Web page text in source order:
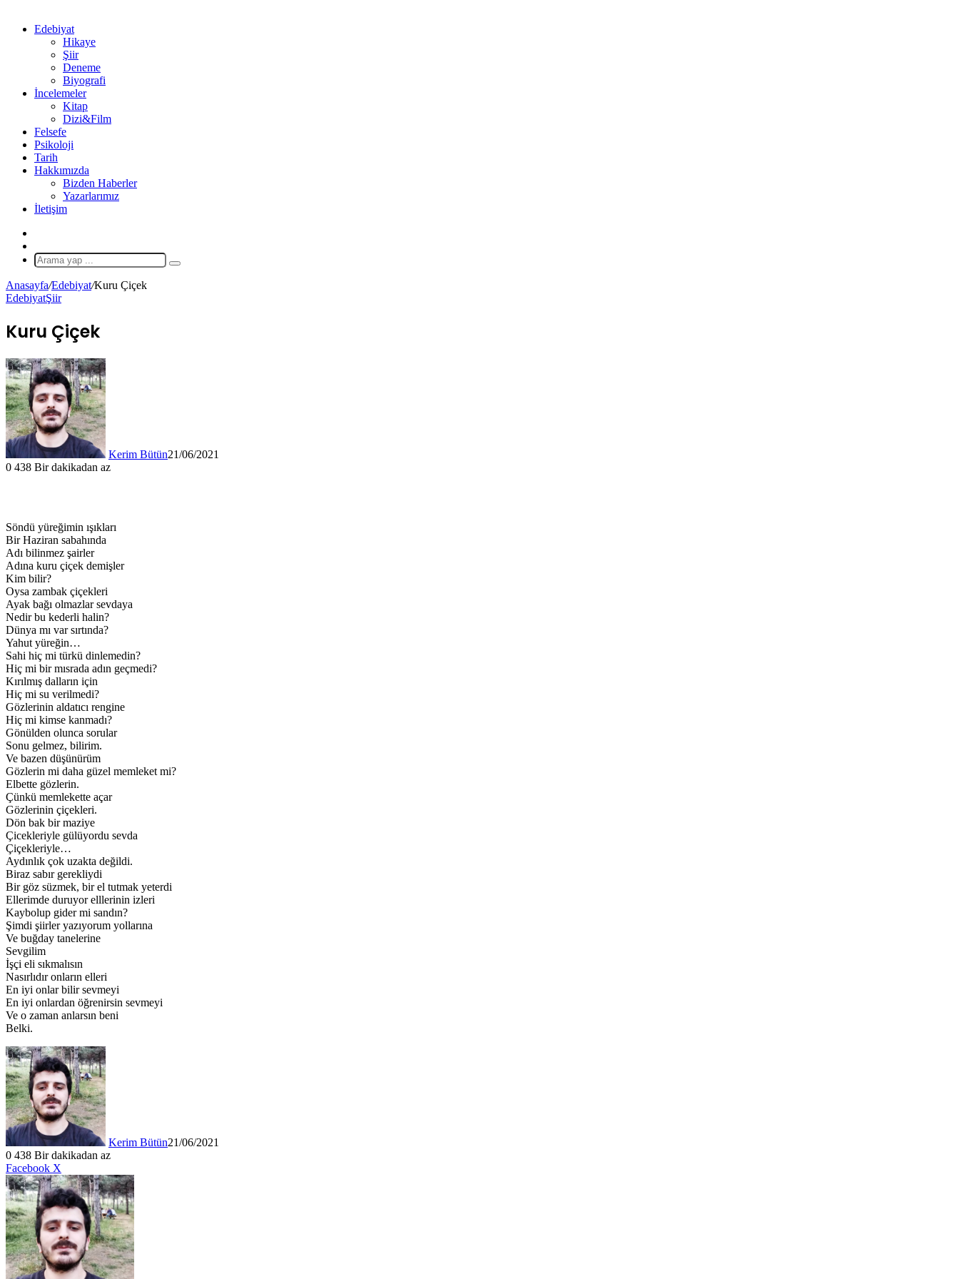
Edebiyat
Hikaye
Şiir
Deneme
Biyografi
İncelemeler
Kitap
Dizi&Film
Felsefe
Psikoloji
Tarih
Hakkımızda
Bizden Haberler
Yazarlarımız
İletişim
Makale
Arama
Anasayfa/Edebiyat/Kuru Çiçek
EdebiyatŞiir
Kuru Çiçek
Kerim Bütün21/06/2021
0 438 Bir dakikadan az
Söndü yüreğimin ışıkları
Bir Haziran sabahında
Adı bilinmez şairler
Adına kuru çiçek demişler
Kim bilir?
Oysa zambak çiçekleri
Ayak bağı olmazlar sevdaya
Nedir bu kederli halin?
Dünya mı var sırtında?
Yahut yüreğin…
Sahi hiç mi türkü dinlemedin?
Hiç mi bir mısrada adın geçmedi?
Kırılmış dalların için
Hiç mi su verilmedi?
Gözlerinin aldatıcı rengine
Hiç mi kimse kanmadı?
Gönülden olunca sorular
Sonu gelmez, bilirim.
Ve bazen düşünürüm
Gözlerin mi daha güzel memleket mi?
Elbette gözlerin.
Çünkü memlekette açar
Gözlerinin çiçekleri.
Dön bak bir maziye
Çicekleriyle gülüyordu sevda
Çiçekleriyle…
Aydınlık çok uzakta değildi.
Biraz sabır gerekliydi
Bir göz süzmek, bir el tutmak yeterdi
Ellerimde duruyor elllerinin izleri
Kaybolup gider mi sandın?
Şimdi şiirler yazıyorum yollarına
Ve buğday tanelerine
Sevgilim
İşçi eli sıkmalısın
Nasırlıdır onların elleri
En iyi onlar bilir sevmeyi
En iyi onlardan öğrenirsin sevmeyi
Ve o zaman anlarsın beni
Belki.
Kerim Bütün21/06/2021
0 438 Bir dakikadan az
Facebook X
Posta
ile
paylaş